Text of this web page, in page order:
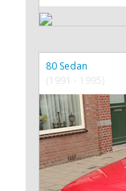
80 Sedan
(1991 - 1995)